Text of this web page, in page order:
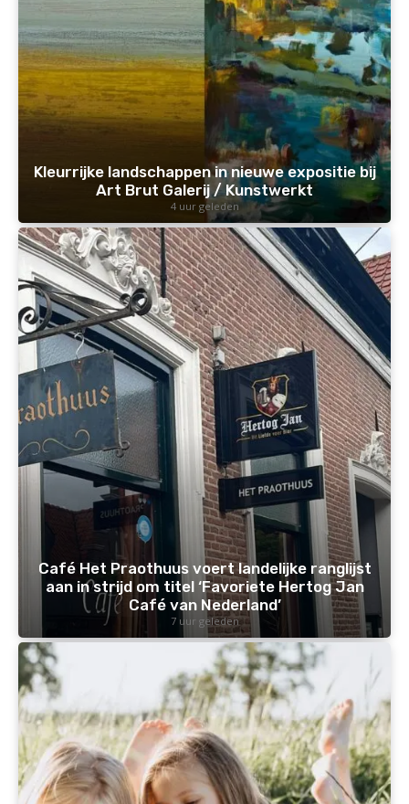
Kleurrijke landschappen in nieuwe expositie bij
Art Brut Galerij / Kunstwerkt
4 uur geleden
Café Het Praothuus voert landelijke ranglijst
aan in strijd om titel ‘Favoriete Hertog Jan
Café van Nederland’
7 uur geleden